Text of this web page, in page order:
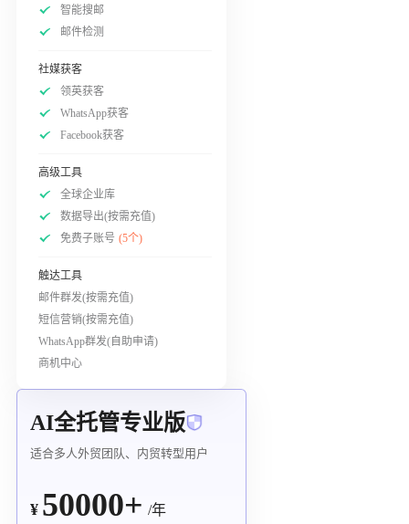
智能搜邮
邮件检测
社媒获客
领英获客
WhatsApp获客
Facebook获客
高级工具
全球企业库
数据导出(按需充值)
免费子账号 (5个)
触达工具
邮件群发(按需充值)
短信营销(按需充值)
WhatsApp群发(自助申请)
商机中心
AI全托管专业版
适合多人外贸团队、内贸转型用户
¥ 50000+ /年